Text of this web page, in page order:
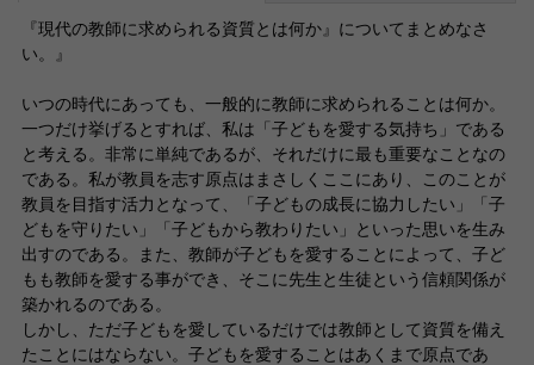
『現代の教師に求められる資質とは何か』についてまとめなさ
い。』
いつの時代にあっても、一般的に教師に求められることは何か。
一つだけ挙げるとすれば、私は「子どもを愛する気持ち」である
と考える。非常に単純であるが、それだけに最も重要なことなの
である。私が教員を志す原点はまさしくここにあり、このことが
教員を目指す活力となって、「子どもの成長に協力したい」「子
どもを守りたい」「子どもから教わりたい」といった思いを生み
出すのである。また、教師が子どもを愛することによって、子ど
もも教師を愛する事ができ、そこに先生と生徒という信頼関係が
築かれるのである。
しかし、ただ子どもを愛しているだけでは教師として資質を備え
たことにはならない。子どもを愛することはあくまで原点であ